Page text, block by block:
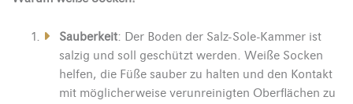
Sauberkeit: Der Boden der Salz-Sole-Kammer ist
salzig und soll geschützt werden. Weiße Socken
helfen, die Füße sauber zu halten und den Kontakt
mit möglicherweise verunreinigten Oberflächen zu